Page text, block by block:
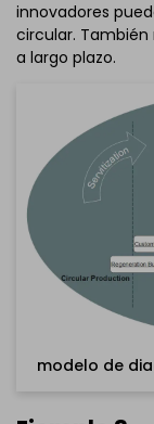
Haz clic
El archivo
Si aún no lo
gratuitamente
el enlace
innovadores
circular.
a largo plazo.
modelo de